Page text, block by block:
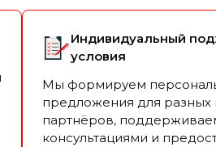
Индивидуальный
условия
Мы формируем
предложения для разных
партнёров,
консультациями и